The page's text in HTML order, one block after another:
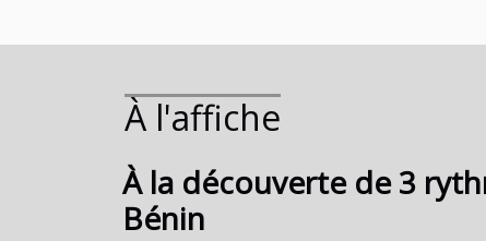
À l'affiche
À la découverte de 3
Bénin